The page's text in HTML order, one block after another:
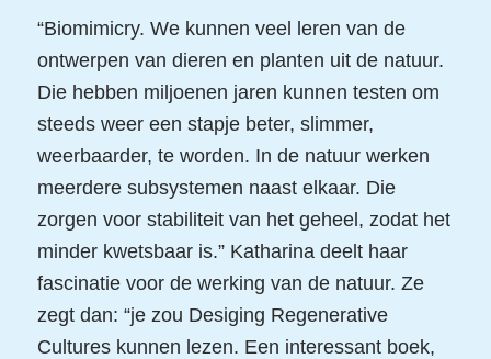
“Biomimicry. We kunnen veel leren van de
ontwerpen van dieren en planten uit de natuur.
Die hebben miljoenen jaren kunnen testen om
steeds weer een stapje beter, slimmer,
weerbaarder, te worden. In de natuur werken
meerdere subsystemen naast elkaar. Die
zorgen voor stabiliteit van het geheel, zodat het
minder kwetsbaar is.” Katharina deelt haar
fascinatie voor de werking van de natuur. Ze
zegt dan: “je zou Desiging Regenerative
Cultures kunnen lezen. Een interessant boek,